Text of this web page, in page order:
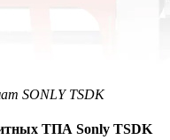
SONLY TSDK
ТПА Sonly TSDK